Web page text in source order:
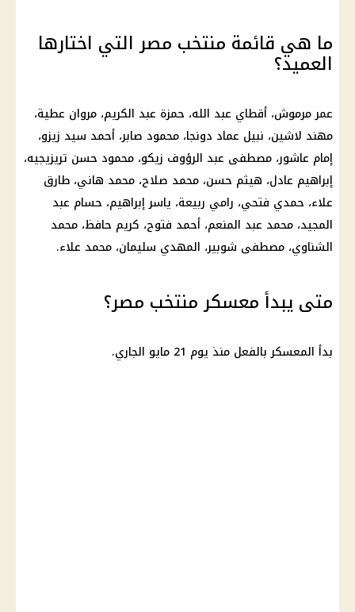
ما هي قائمة منتخب مصر التي اختارها
العميد؟
عمر مرموش، أقطاي عبد الله، حمزة عبد الكريم، مروان عطية،
مهند لاشين، نبيل عماد دونجا، محمود صابر، أحمد سيد زيزو،
إمام عاشور، مصطفى عبد الرؤوف زيكو، محمود حسن تريزيجيه،
إبراهيم عادل، هيثم حسن، محمد صلاح، محمد هاني، طارق
علاء، حمدي فتحي، رامي ربيعة، ياسر إبراهيم، حسام عبد
المجيد، محمد عبد المنعم، أحمد فتوح، كريم حافظ، محمد
الشناوي، مصطفى شوبير، المهدي سليمان، محمد علاء.
متى يبدأ معسكر منتخب مصر؟
بدأ المعسكر بالفعل منذ يوم 21 مايو الجاري.